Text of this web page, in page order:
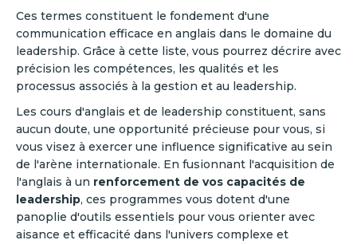
Ces termes constituent le fondement d'une
communication efficace en anglais dans le domaine du
leadership. Grâce à cette liste, vous pourrez décrire avec
précision les compétences, les qualités et les
processus associés à la gestion et au leadership.
Les cours d'anglais et de leadership constituent, sans
aucun doute, une opportunité précieuse pour vous, si
vous visez à exercer une influence significative au sein
de l'arène internationale. En fusionnant l'acquisition de
l'anglais à un renforcement de vos capacités de
leadership, ces programmes vous dotent d'une
panoplie d'outils essentiels pour vous orienter avec
aisance et efficacité dans l'univers complexe et